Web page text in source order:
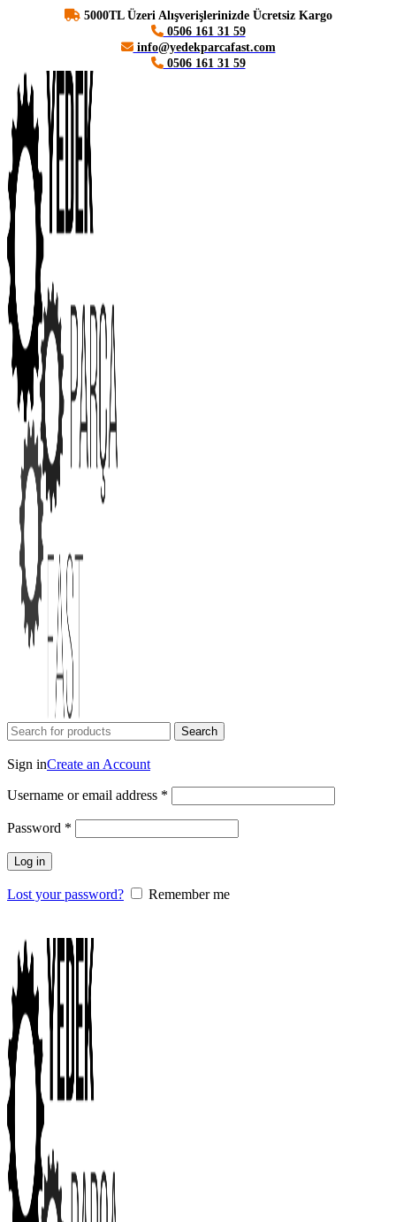
5000TL Üzeri Alışverişlerinizde Ücretsiz Kargo
0506 161 31 59
info@yedekparcafast.com
0506 161 31 59
Search
Sign inCreate an Account
Username or email address *
Password *
Log in
Lost your password?
Remember me